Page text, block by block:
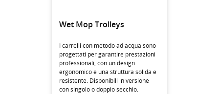
Wet Mop Trolleys
I carrelli con metodo ad acqua sono
progettati per garantire prestazioni
professionali, con un design
ergonomico e una struttura solida e
resistente. Disponibili in versione
con singolo o doppio secchio.